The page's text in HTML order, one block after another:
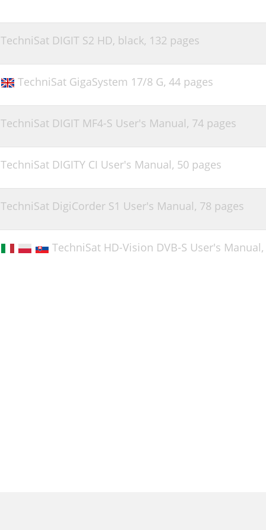
TechniSat DIGIT S2 HD, black, 132 pages
TechniSat GigaSystem 17/8 G, 44 pages
TechniSat DIGIT MF4-S User's Manual, 74 pages
TechniSat DIGITY CI User's Manual, 50 pages
TechniSat DigiCorder S1 User's Manual, 78 pages
TechniSat HD-Vision DVB-S User's Manual,